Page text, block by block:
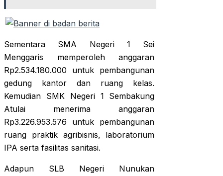
Sementara SMA Negeri 1 Sei
Menggaris memperoleh anggaran
Rp2.534.180.000 untuk pembangunan
gedung kantor dan ruang kelas.
Kemudian SMK Negeri 1 Sembakung
Atulai menerima anggaran
Rp3.226.953.576 untuk pembangunan
ruang praktik agribisnis, laboratorium
IPA serta fasilitas sanitasi.
Adapun SLB Negeri Nunukan